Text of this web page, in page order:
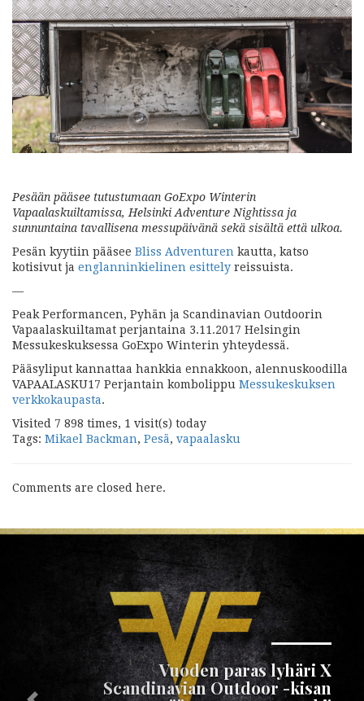
Pesään pääsee tutustumaan GoExpo Winterin
Vapaalaskuiltamissa, Helsinki Adventure Nightissa ja
sunnuntaina tavallisena messupäivänä sekä sisältä että ulkoa.
Pesän kyytiin pääsee Bliss Adventuren kautta, katso
kotisivut ja englanninkielinen esittely reissuista.
—
Peak Performancen, Pyhän ja Scandinavian Outdoorin
Vapaalaskuiltamat perjantaina 3.11.2017 Helsingin
Messukeskuksessa GoExpo Winterin yhteydessä.
Pääsyliput kannattaa hankkia ennakkoon, alennuskoodilla
VAPAALASKU17 Perjantain kombolippu Messukeskuksen
verkkokaupasta.
Visited 7 898 times, 1 visit(s) today
Tags: Mikael Backman, Pesä, vapaalasku
Comments are closed here.
Vuoden paras lyhäri X
Scandinavian Outdoor -kisan
Seuraava